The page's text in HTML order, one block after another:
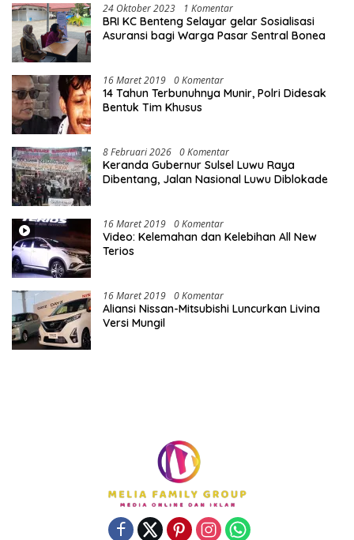
24 Oktober 2023 1 Komentar
BRI KC Benteng Selayar gelar Sosialisasi
Asuransi bagi Warga Pasar Sentral Bonea
16 Maret 2019 0 Komentar
14 Tahun Terbunuhnya Munir, Polri Didesak
Bentuk Tim Khusus
8 Februari 2026 0 Komentar
Keranda Gubernur Sulsel Luwu Raya
Dibentang, Jalan Nasional Luwu Diblokade
16 Maret 2019 0 Komentar
Video: Kelemahan dan Kelebihan All New
Terios
16 Maret 2019 0 Komentar
Aliansi Nissan-Mitsubishi Luncurkan Livina
Versi Mungil